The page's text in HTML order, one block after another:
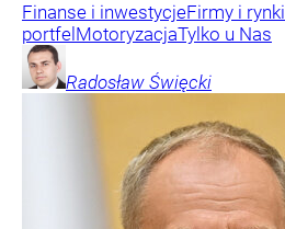
Finanse i inwestycjeFirmy i rynki
portfel MotoryzacjaTylko u Nas
Radosław Święcki